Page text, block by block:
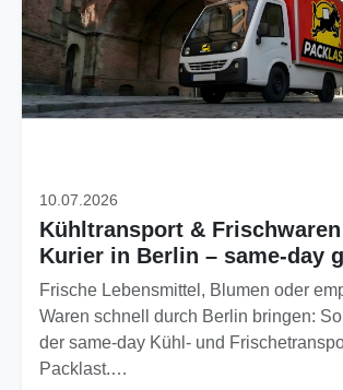
10.07.2026
Kühltransport &
Kurier in Berlin – same-day
Frische Lebensmittel, Blumen oder
Waren schnell durch Berlin bringen:
der same-day Kühl- und
Packlast.…